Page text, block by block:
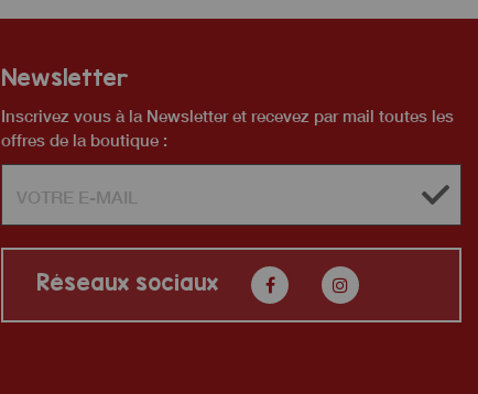
Newsletter
Inscrivez vous à la Newsletter et recevez par mail toutes les
offres de la boutique :
Réseaux sociaux